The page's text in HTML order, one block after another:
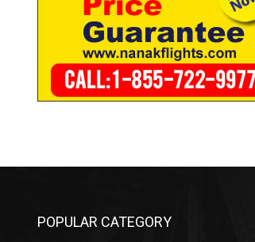
POPULAR CATEGORY